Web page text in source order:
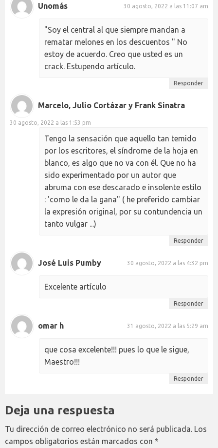
Unomás 30 agosto, 2022 a las 11:07 am
"Soy el central al que siempre mandan a
rematar melones en los descuentos " No
estoy de acuerdo. Creo que usted es un
crack. Estupendo artículo.
Responder
Marcelo, Julio Cortázar y Frank Sinatra
30 agosto, 2022 a las 1:53 pm
Tengo la sensación que aquello tan temido
por los escritores, el síndrome de la hoja en
blanco, es algo que no va con él. Que no ha
sido experimentado por un autor que
abruma con ese descarado e insolente estilo
: 'como le da la gana" ( he preferido cambiar
la expresión original, por su contundencia un
tanto vulgar ...)
Responder
José Luis Pumby 30 agosto, 2022 a las 4:32 pm
Excelente artículo
Responder
omar h 31 agosto, 2022 a las 5:29 am
que cosa excelente!!! pues lo que le sigue,
Maestro!!!
Responder
Deja una respuesta
Tu dirección de correo electrónico no será publicada. Los
campos obligatorios están marcados con *